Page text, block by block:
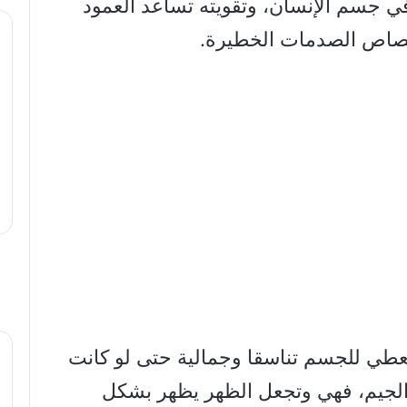
جسم الإنسان، وتقويته تساعد العمود
الصدمات الخطيرة.
للجسم تناسقا وجمالية حتى لو كانت
فهي وتجعل الظهر يظهر بشكل